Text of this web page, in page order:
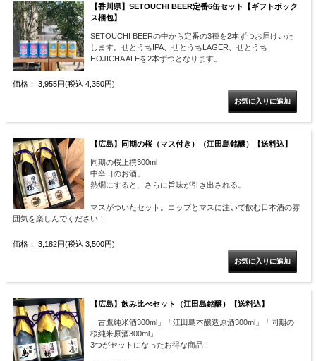
【香川県】SETOUCHI BEER定番6缶セット【ギフトボック
ス梱包】
SETOUCHI BEERの中から定番の3種を2本ずつお届けいた
します。せとうちIPA、せとうちLAGER、せとうち
HOJICHA ALEを2本ずつとなります。
価格： 3,955円(税込 4,350円)
【広島】同期の桜（マス付き）（江田島銘醸）【送料込】
同期の桜上撰300ml
中辛口のお酒。
熱燗にすると、さらに旨味が引き出される。
マスがついたセット。コップとマスに注いで飲む日本酒の雰
囲気を楽しんでください！
価格： 3,182円(税込 3,500円)
【広島】飲み比べセット（江田島銘醸）【送料込】
「古鷹純米酒300ml」「江田島本醸造原酒300ml」「同期の
桜純米原酒300ml」
3つがセットになったお得な商品！